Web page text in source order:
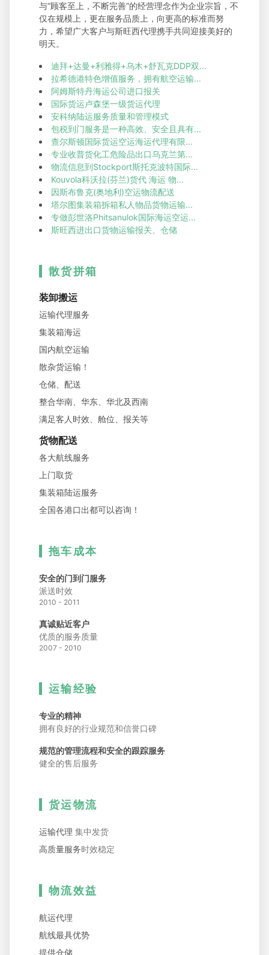
与“顾客至上，不断完善”的经营理念作为企业宗旨，不
仅在规模上，更在服务品质上，向更高的标准而努
力，希望广大客户与斯旺西代理携手共同迎接美好的
明天。
迪拜+达曼+利雅得+乌木+舒瓦克DDP双...
拉希德港特色增值服务，拥有航空运输...
阿姆斯特丹海运公司进口报关
国际货运卢森堡一级货运代理
安科纳陆运服务质量和管理模式
包税到门服务是一种高效、安全且具有...
查尔斯顿国际货运空运海运代理有限...
专业收普货化工危险品出口乌克兰第...
物流信息到Stockport斯托克波特国际...
Kouvola科沃拉(芬兰)货代 海运 物...
因斯布鲁克(奥地利)空运物流配送
塔尔图集装箱拆箱私人物品货物运输...
专做彭世洛Phitsanulok国际海运空运...
斯旺西进出口货物运输报关、仓储
散货拼箱
装卸搬运
运输代理服务
集装箱海运
国内航空运输
散杂货运输！
仓储、配送
整合华南、华东、华北及西南
满足客人时效、舱位、报关等
货物配送
各大航线服务
上门取货
集装箱陆运服务
全国各港口出都可以咨询！
拖车成本
安全的门到门服务
派送时效
2010 - 2011
真诚贴近客户
优质的服务质量
2007 - 2010
运输经验
专业的精神
拥有良好的行业规范和信誉口碑
规范的管理流程和安全的跟踪服务
健全的售后服务
货运物流
运输代理 集中发货
高质量服务时效稳定
物流效益
航运代理
航线最具优势
提供仓储